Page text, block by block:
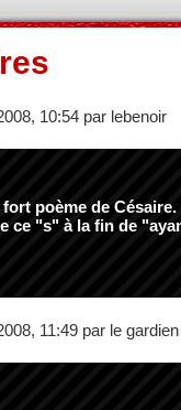
10:54 par lebenoir
poème de
ce "s" à la fin de
11:49 par le gardien